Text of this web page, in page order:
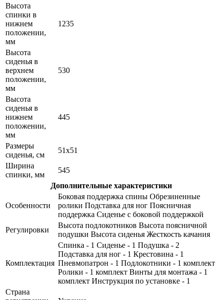
Высота
спинки в
нижнем
положении,
мм
1235
Высота
сиденья в
верхнем
положении,
мм
530
Высота
сиденья в
нижнем
положении,
мм
445
Размеры
сиденья, см
51x51
Ширина
спинки, мм
545
Дополнительные характеристики
Особенности
Боковая поддержка спины Обрезиненные
ролики Подставка для ног Поясничная
поддержка Сиденье с боковой поддержкой
Регулировки
Высота подлокотников Высота поясничной
подушки Высота сиденья Жесткость качания
Комплектация
Спинка - 1 Сиденье - 1 Подушка - 2
Подставка для ног - 1 Крестовина - 1
Пневмопатрон - 1 Подлокотники - 1 комплект
Ролики - 1 комплект Винты для монтажа - 1
комплект Инструкция по установке - 1
Страна